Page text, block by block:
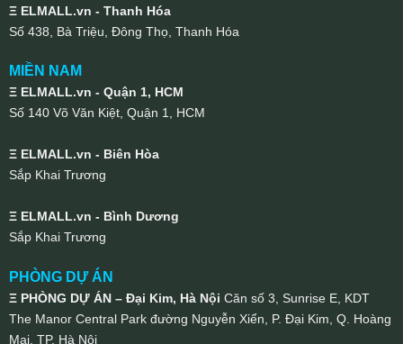
Ξ ELMALL.vn - Thanh Hóa
Số 438, Bà Triệu, Đông Thọ, Thanh Hóa
MIỀN NAM
Ξ ELMALL.vn - Quận 1, HCM
Số 140 Võ Văn Kiệt, Quận 1, HCM
Ξ ELMALL.vn - Biên Hòa
Sắp Khai Trương
Ξ ELMALL.vn - Bình Dương
Sắp Khai Trương
PHÒNG DỰ ÁN
Ξ PHÒNG DỰ ÁN – Đại Kim, Hà Nội Căn số 3, Sunrise E, KDT
The Manor Central Park đường Nguyễn Xiển, P. Đại Kim, Q. Hoàng
Mai, TP. Hà Nội